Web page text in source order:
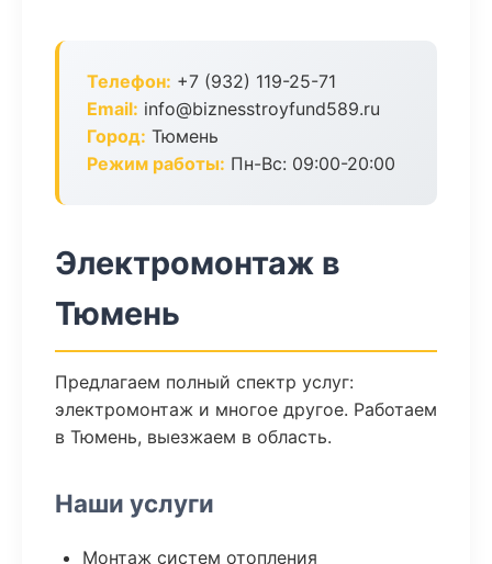
Телефон: +7 (932) 119-25-71
Email: info@biznesstroyfund589.ru
Город: Тюмень
Режим работы: Пн-Вс: 09:00-20:00
Электромонтаж в
Тюмень
Предлагаем полный спектр услуг:
электромонтаж и многое другое. Работаем
в Тюмень, выезжаем в область.
Наши услуги
Монтаж систем отопления